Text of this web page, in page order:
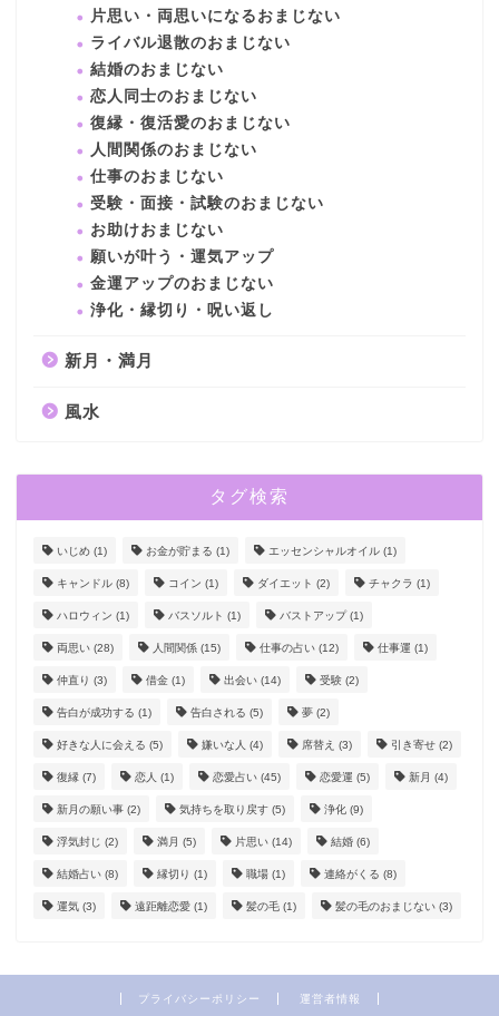
片思い・両思いになるおまじない
ライバル退散のおまじない
結婚のおまじない
恋人同士のおまじない
復縁・復活愛のおまじない
人間関係のおまじない
仕事のおまじない
受験・面接・試験のおまじない
お助けおまじない
願いが叶う・運気アップ
金運アップのおまじない
浄化・縁切り・呪い返し
新月・満月
風水
タグ検索
いじめ (1) お金が貯まる (1) エッセンシャルオイル (1)
キャンドル (8) コイン (1) ダイエット (2) チャクラ (1)
ハロウィン (1) バスソルト (1) バストアップ(1)
両思い (28) 人間関係 (15) 仕事の占い (12) 仕事運 (1)
仲直り (3) 借金 (1) 出会い (14) 受験 (2)
告白が成功する (1) 告白される (5) 夢 (2)
好きな人に会える (5) 嫌いな人 (4) 席替え (3) 引き寄せ (2)
復縁 (7) 恋人 (1) 恋愛占い (45) 恋愛運 (5) 新月 (4)
新月の願い事 (2) 気持ちを取り戻す (5) 浄化 (9)
浮気封じ (2) 満月 (5) 片思い (14) 結婚 (6)
結婚占い (8) 縁切り (1) 職場 (1) 連絡がくる (8)
運気 (3) 遠距離恋愛 (1) 髪の毛 (1) 髪の毛のおまじない (3)
プライバシーポリシー 運営者情報